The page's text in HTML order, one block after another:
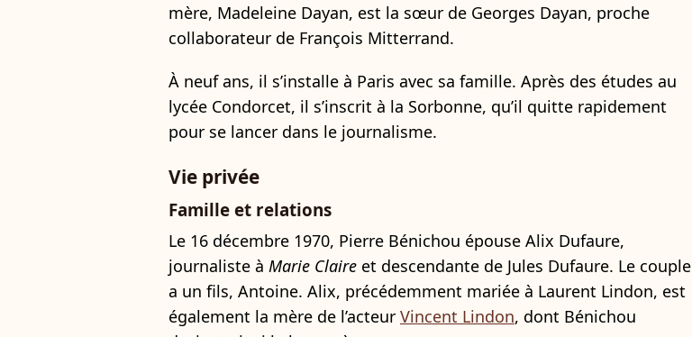
mère, Madeleine Dayan, est la sœur de Georges Dayan, proche
collaborateur de François Mitterrand.
À neuf ans, il s’installe à Paris avec sa famille. Après des études au
lycée Condorcet, il s’inscrit à la Sorbonne, qu’il quitte rapidement
pour se lancer dans le journalisme.
Vie privée
Famille et relations
Le 16 décembre 1970, Pierre Bénichou épouse Alix Dufaure,
journaliste à Marie Claire et descendante de Jules Dufaure. Le couple
a un fils, Antoine. Alix, précédemment mariée à Laurent Lindon, est
également la mère de l’acteur Vincent Lindon, dont Bénichou